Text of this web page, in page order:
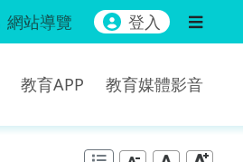
網站導覽 登入
教育APP 教育媒體影音